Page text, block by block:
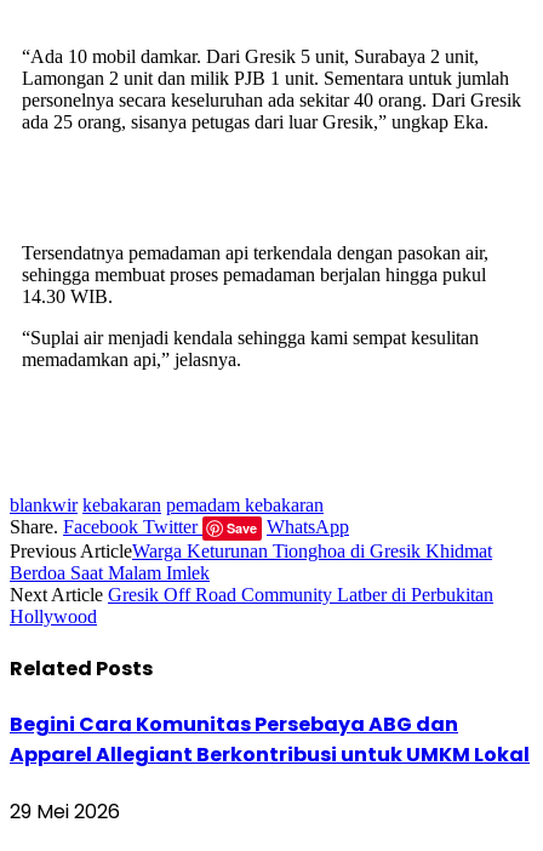
“Ada 10 mobil damkar. Dari Gresik 5 unit, Surabaya 2 unit,
Lamongan 2 unit dan milik PJB 1 unit. Sementara untuk jumlah
personelnya secara keseluruhan ada sekitar 40 orang. Dari Gresik
ada 25 orang, sisanya petugas dari luar Gresik,” ungkap Eka.
Tersendatnya pemadaman api terkendala dengan pasokan air,
sehingga membuat proses pemadaman berjalan hingga pukul
14.30 WIB.
“Suplai air menjadi kendala sehingga kami sempat kesulitan
memadamkan api,” jelasnya.
blankwir kebakaran pemadam kebakaran
Share. Facebook Twitter Save WhatsApp
Previous ArticleWarga Keturunan Tionghoa di Gresik Khidmat
Berdoa Saat Malam Imlek
Next Article Gresik Off Road Community Latber di Perbukitan
Hollywood
Related Posts
Begini Cara Komunitas Persebaya ABG dan
Apparel Allegiant Berkontribusi untuk UMKM Lokal
29 Mei 2026